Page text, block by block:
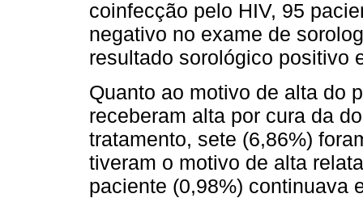
coinfecção pelo HIV, 95
negativo no exame de
resultado sorológico positivo
Quanto ao motivo de alta do
receberam alta por cura da
tratamento, sete (6,86%)
tiveram o motivo de alta
paciente (0,98%) continuava